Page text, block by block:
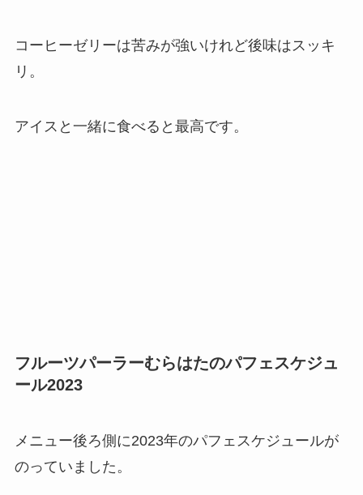
コーヒーゼリーは苦みが強いけれど後味はスッキ
リ。
アイスと一緒に食べると最高です。
フルーツパーラーむらはたのパフェスケジュ
ール2023
メニュー後ろ側に2023年のパフェスケジュールが
のっていました。